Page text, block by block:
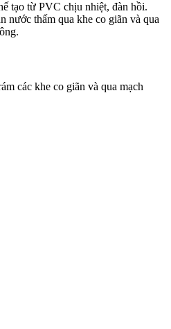
tạo từ PVC chịu nhiệt, đàn hồi.
nước thấm qua khe co giãn và qua
các khe co giãn và qua mạch